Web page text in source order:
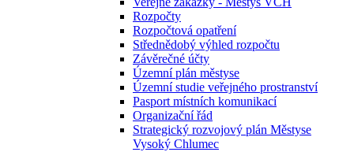
Rozpočty
Rozpočtová opatření
Střednědobý výhled rozpočtu
Závěrečné účty
Územní plán městyse
Územní studie veřejného prostranství
Pasport místních komunikací
Organizační řád
Strategický rozvojový plán Městyse
Vysoký Chlumec